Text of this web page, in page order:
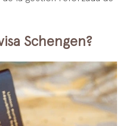
Schengen?